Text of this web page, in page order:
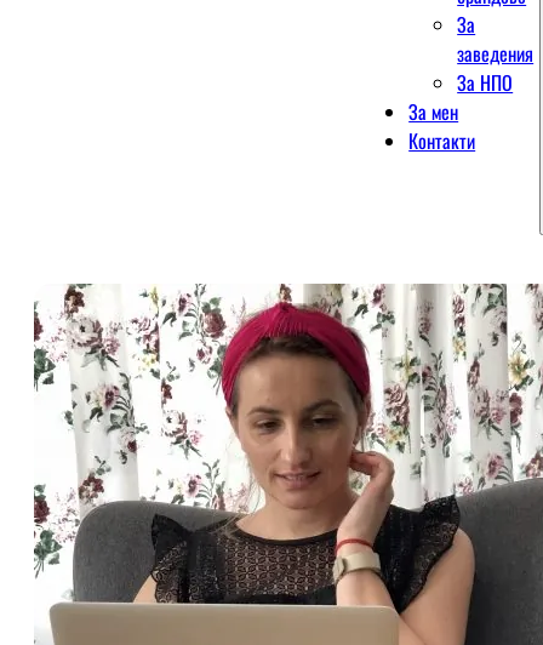
За
заведения
За НПО
За мен
Контакти